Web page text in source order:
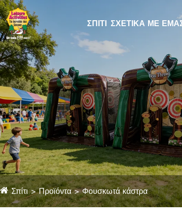
ΣΠΊΤΙ ΣΧΕΤΙΚΆ ΜΕ
Σπίτι Προϊόντα Φουσκωτά κάστρα